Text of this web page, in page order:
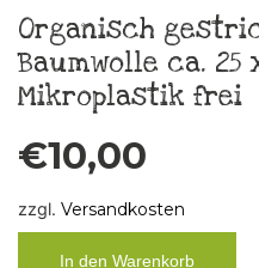
Organisch
Baumwolle ca. 25
Mikroplastik frei
€10,00
zzgl. Versandkosten
In den Warenkorb